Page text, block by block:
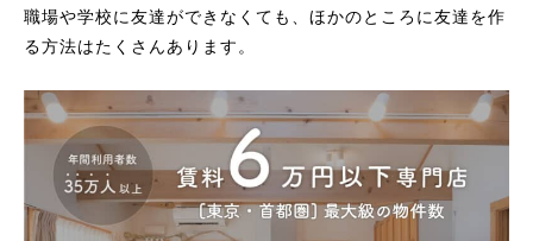
職場や学校に友達ができなくても、ほかのところに友達を作
る方法はたくさんあります。